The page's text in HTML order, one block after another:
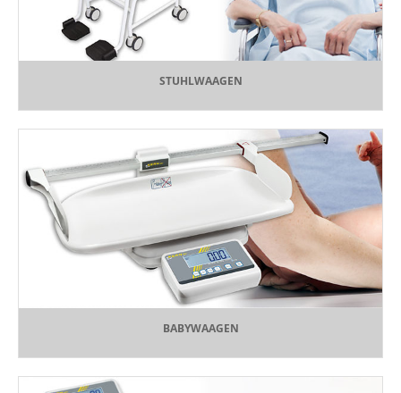
STUHLWAAGEN
BABYWAAGEN